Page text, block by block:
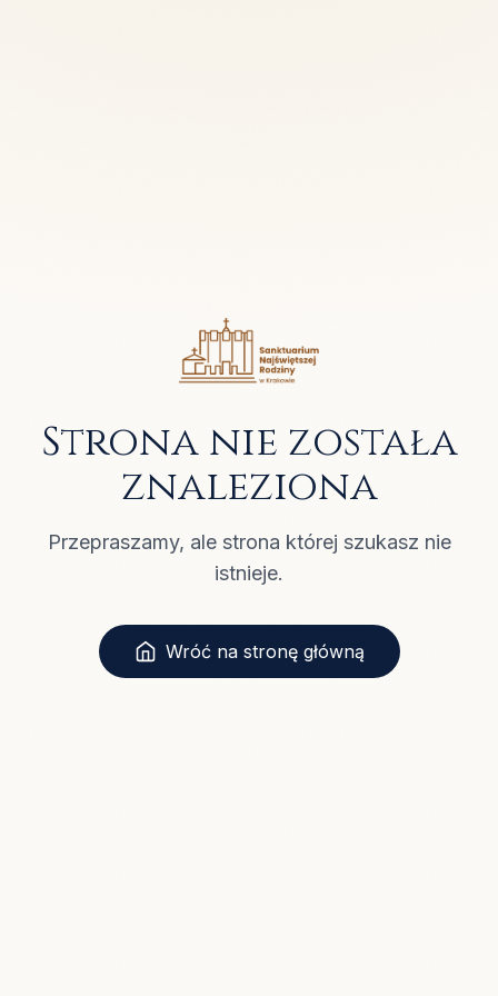
Strona nie została
znaleziona
Przepraszamy, ale strona której szukasz nie
istnieje.
Wróć na stronę główną